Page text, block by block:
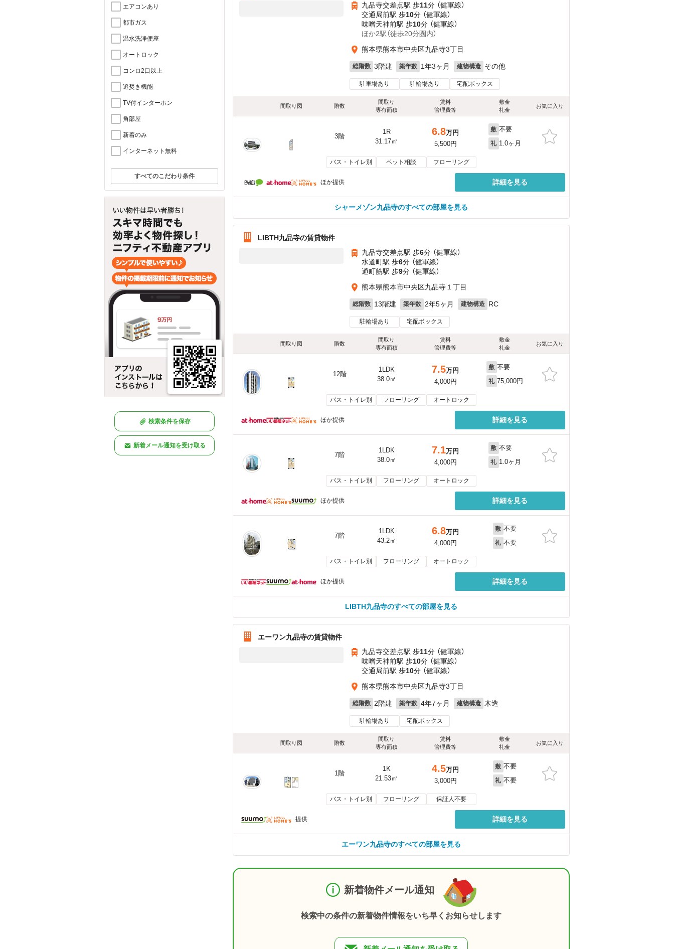
エアコンあり
都市ガス
温水洗浄便座
オートロック
コンロ2口以上
追焚き機能
TV付インターホン
角部屋
新着のみ
インターネット無料
すべてのこだわり条件
検索条件を保存
新着メール通知を受け取る
九品寺交差点駅 歩11分 （健軍線）
交通局前駅 歩10分 （健軍線）
味噌天神前駅 歩10分 （健軍線）
ほか2駅（徒歩20分圏内）
熊本県熊本市中央区九品寺3丁目
総階数 3階建 築年数 1年3ヶ月 建物構造 その他
駐車場あり 駐輪場あり 宅配ボックス
間取り図 階数
間取り
専有面積
賃料
管理費等
敷金
礼金
お気に入り
3階
1R
31.17㎡
6.8万円
5,500円
敷 不要
礼 1.0ヶ月
バス・トイレ別 ペット相談 フローリング
ほか提供 詳細を見る
シャーメゾン九品寺のすべての部屋を見る
LIBTH九品寺の賃貸物件
九品寺交差点駅 歩6分 （健軍線）
水道町駅 歩6分 （健軍線）
通町筋駅 歩9分 （健軍線）
熊本県熊本市中央区九品寺１丁目
総階数 13階建 築年数 2年5ヶ月 建物構造 RC
駐輪場あり 宅配ボックス
間取り図 階数
間取り
専有面積
賃料
管理費等
敷金
礼金
お気に入り
12階
1LDK
38.0㎡
7.5万円
4,000円
敷 不要
礼 75,000円
バス・トイレ別 フローリング オートロック
ほか提供 詳細を見る
7階
1LDK
38.0㎡
7.1万円
4,000円
敷 不要
礼 1.0ヶ月
バス・トイレ別 フローリング オートロック
ほか提供 詳細を見る
7階
1LDK
43.2㎡
6.8万円
4,000円
敷 不要
礼 不要
バス・トイレ別 フローリング オートロック
ほか提供 詳細を見る
LIBTH九品寺のすべての部屋を見る
エーワン九品寺の賃貸物件
九品寺交差点駅 歩11分 （健軍線）
味噌天神前駅 歩10分 （健軍線）
交通局前駅 歩10分 （健軍線）
熊本県熊本市中央区九品寺3丁目
総階数 2階建 築年数 4年7ヶ月 建物構造 木造
駐輪場あり 宅配ボックス
間取り図 階数
間取り
専有面積
賃料
管理費等
敷金
礼金
お気に入り
1階
1K
21.53㎡
4.5万円
3,000円
敷 不要
礼 不要
バス・トイレ別 フローリング 保証人不要
提供 詳細を見る
エーワン九品寺のすべての部屋を見る
新着物件メール通知
検索中の条件の新着物件情報をいち早くお知らせします